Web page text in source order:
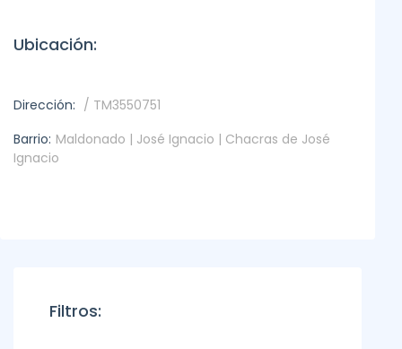
Ubicación:
Dirección: / TM3550751
Barrio: Maldonado | José Ignacio | Chacras de José
Ignacio
Filtros: